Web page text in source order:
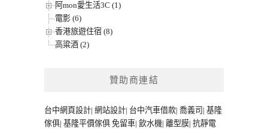
阿mon愛生活3C (1)
電影 (6)
香港旅遊住宿 (8)
高粱酒 (2)
贊助商連結
台中網頁設計| 網站設計| 台中汽車借款| 喬義司 | 基隆
傢俱| 基隆平價傢俱 免留車| 飲水機| 離型膜| 抗靜電